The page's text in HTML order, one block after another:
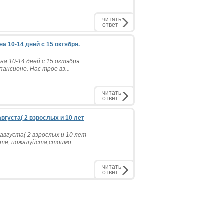
читать
ответ
10-14 дней с 15 октября.
10-14 дней с 15 октября.
Нас трое вз...
читать
ответ
2 взрослых и 10 лет
2 взрослых и 10 лет
пожалуйста,стоимо...
читать
ответ